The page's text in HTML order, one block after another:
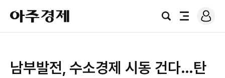
아
주
경
검
전
로
그
남부발전, 수소경제 시동 건다…탄